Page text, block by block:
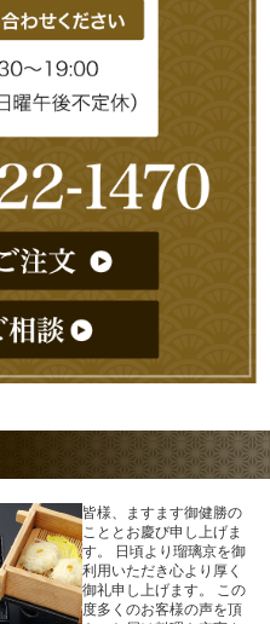
皆様、ますます御健勝の
こととお慶び申し上げま
す。 日頃より瑠璃京を御
利用いただき心より厚く
御礼申し上げます。 この
度多くのお客様の声を頂